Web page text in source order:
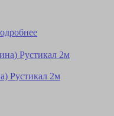
Рустикал 2м